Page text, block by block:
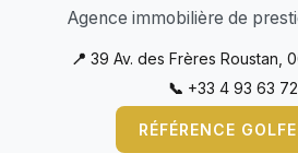
Agence immobilière de
📍 39 Av. des Frères Roustan,
📞 +33 4 93 63
RÉFÉRENCE